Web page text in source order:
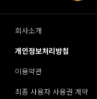
회사소개
개인정보처리방침
이용약관
최종 사용자 사용권 계약